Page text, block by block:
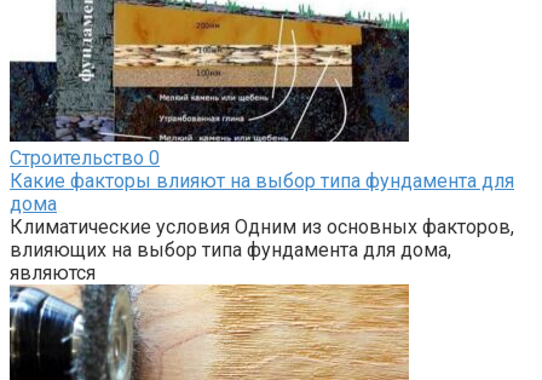
Строительство 0
Какие факторы влияют на выбор типа фундамента для
дома
Климатические условия Одним из основных факторов,
влияющих на выбор типа фундамента для дома,
являются